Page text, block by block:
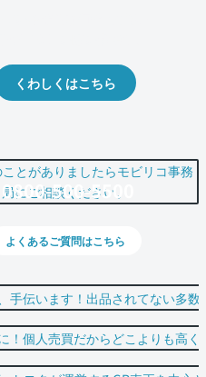
くわしくはこちら
0800-500-5500
よくあるご質問はこちら